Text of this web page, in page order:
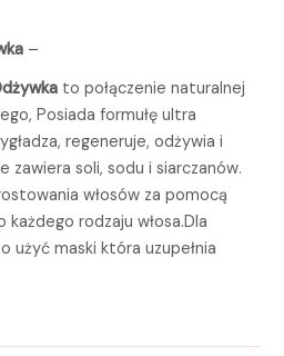
–
to połączenie naturalnej
Posiada formułę ultra
regeneruje, odżywia i
zawiera soli, sodu i siarczanów.
włosów za pomocą
rodzaju włosa.Dla
użyć maski która uzupełnia